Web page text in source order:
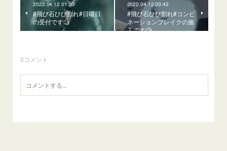
2022.04.12 01:00
#飛び石ひび割れ#日曜日
の受付です🧐
2022.04.12 00:42
#飛び石ひび割れ#コンビ
ネーションブレイクの施
工です🧐
0コメント